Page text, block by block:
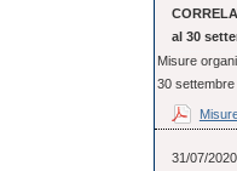
al 30
Misure
30 settembre
31/07/